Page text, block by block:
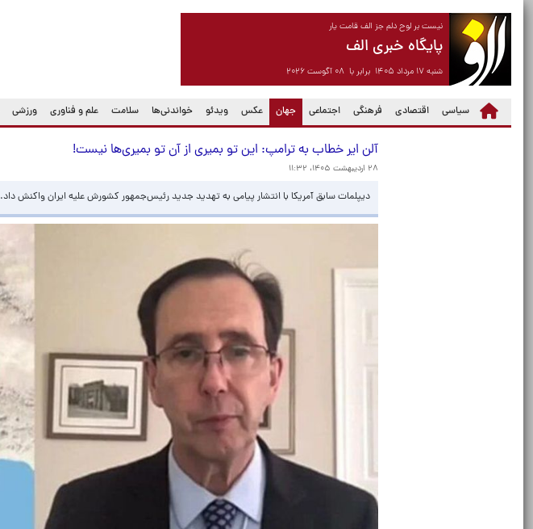
نیست بر لوح دلم جز الف قامت یار
پایگاه خبری الف
شنبه ۱۷ مرداد ۱۴۰۵ برابر با ۰۸ آگوست ۲۰۲۶
سیاسی اقتصادی فرهنگی اجتماعی جهان
(current) عکس ویدئو خواندنی‌ها سلامت علم و فناوری ورزشی
آلن ایر خطاب به ترامپ: این تو بمیری از آن تو بمیری‌ها نیست!
۲۸ اردیبهشت ۱۴۰۵، ۱۱:۳۲
دیپلمات سابق آمریکا با انتشار پیامی به تهدید جدید رئیس‌جمهور کشورش علیه ایران واکنش داد.